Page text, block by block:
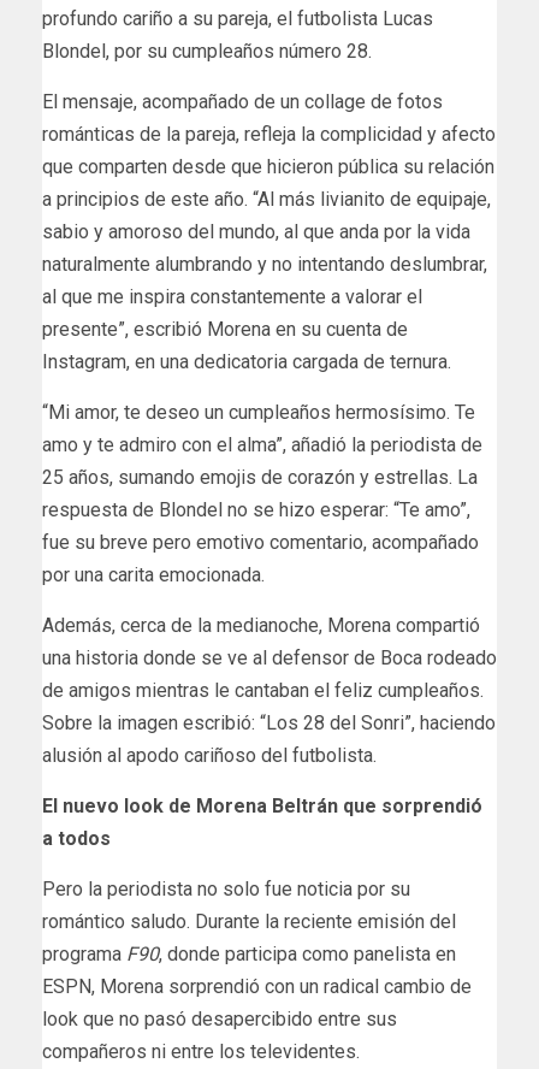
profundo cariño a su pareja, el futbolista Lucas
Blondel, por su cumpleaños número 28.
El mensaje, acompañado de un collage de fotos
románticas de la pareja, refleja la complicidad y afecto
que comparten desde que hicieron pública su relación
a principios de este año. “Al más livianito de equipaje,
sabio y amoroso del mundo, al que anda por la vida
naturalmente alumbrando y no intentando deslumbrar,
al que me inspira constantemente a valorar el
presente”, escribió Morena en su cuenta de
Instagram, en una dedicatoria cargada de ternura.
“Mi amor, te deseo un cumpleaños hermosísimo. Te
amo y te admiro con el alma”, añadió la periodista de
25 años, sumando emojis de corazón y estrellas. La
respuesta de Blondel no se hizo esperar: “Te amo”,
fue su breve pero emotivo comentario, acompañado
por una carita emocionada.
Además, cerca de la medianoche, Morena compartió
una historia donde se ve al defensor de Boca rodeado
de amigos mientras le cantaban el feliz cumpleaños.
Sobre la imagen escribió: “Los 28 del Sonri”, haciendo
alusión al apodo cariñoso del futbolista.
El nuevo look de Morena Beltrán que sorprendió
a todos
Pero la periodista no solo fue noticia por su
romántico saludo. Durante la reciente emisión del
programa F90, donde participa como panelista en
ESPN, Morena sorprendió con un radical cambio de
look que no pasó desapercibido entre sus
compañeros ni entre los televidentes.